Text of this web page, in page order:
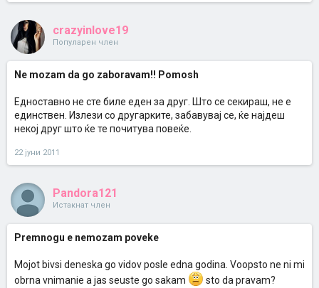
crazyinlove19
Популарен член
Ne mozam da go zaboravam!! Pomosh
Едноставно не сте биле еден за друг. Што се секираш, не е
единствен. Излези со другарките, забавувај се, ќе најдеш
некој друг што ќе те почитува повеќе.
22 јуни 2011
Pandora121
Истакнат член
Premnogu e nemozam poveke
Mojot bivsi deneska go vidov posle edna godina. Voopsto ne ni mi
obrna vnimanie a jas seuste go sakam
sto da pravam?